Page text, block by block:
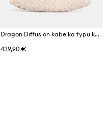
Dragon Diffusion kabelka typu košík dámska kožená
439,90 €